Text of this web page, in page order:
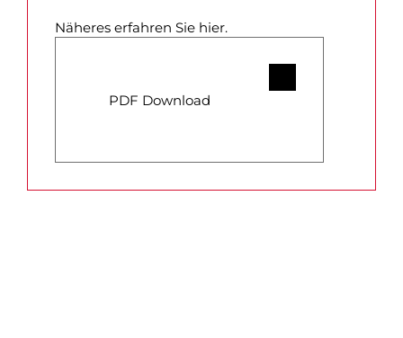
Näheres erfahren Sie hier.
PDF Download